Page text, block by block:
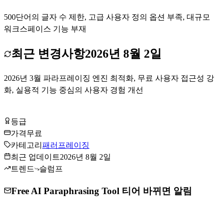
500단어의 글자 수 제한, 고급 사용자 정의 옵션 부족, 대규모
워크스페이스 기능 부재
최근 변경사항2026년 8월 2일
2026년 3월 파라프레이징 엔진 최적화, 무료 사용자 접근성 강
화, 실용적 기능 중심의 사용자 경험 개선
등급
가격무료
카테고리 패러프레이징
최근 업데이트2026년 8월 2일
트렌드
슬럼프
Free AI Paraphrasing Tool 티어 바뀌면 알림